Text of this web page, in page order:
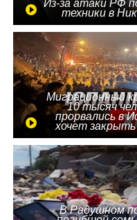
Из-за атаки РФ
техники в
Миграционный
10 тысяч
прорвались в
хочет закрыть
В Радушном